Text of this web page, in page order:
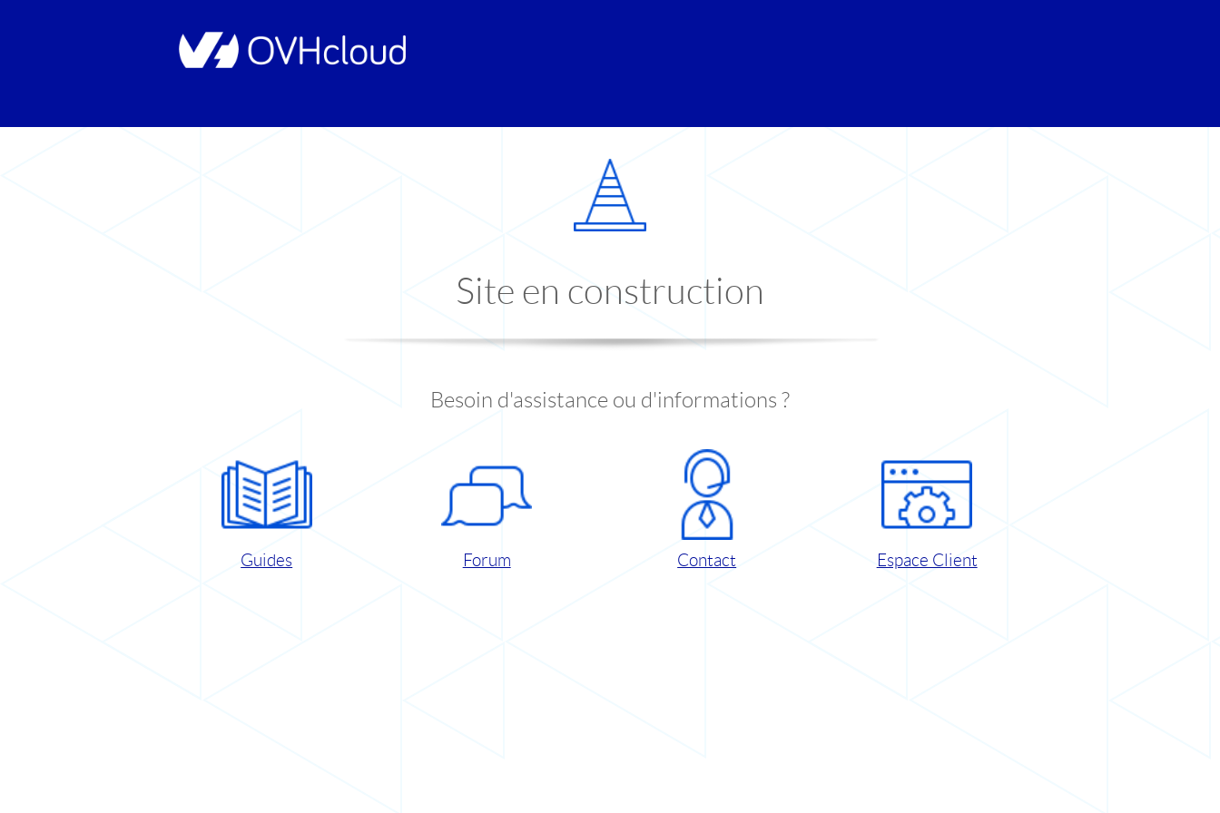
Site en construction
Besoin d'assistance ou d'informations ?
Guides Forum Contact Espace Client